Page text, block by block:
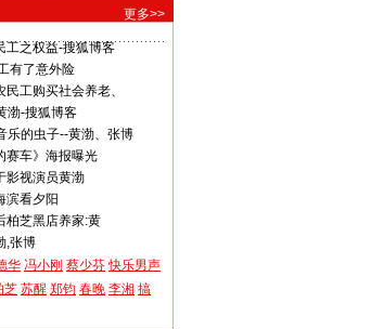
更多>>
工之权益-搜狐博客
有了意外险
民工购买社会养老、
渤-搜狐博客
乐的虫子--黄渤、张博
赛车》海报曝光
影视演员黄渤
滨看夕阳
柏芝黑店养家:黄
,张博
华 冯小刚 蔡少芬 快乐男声
芝 苏醒 郑钧 春晚 李湘 搞